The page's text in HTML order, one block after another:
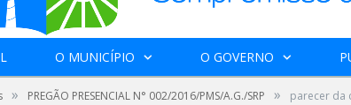
O MUNICÍPIO O GOVERNO
» PREGÃO PRESENCIAL N° 002/2016/PMS/A.G./SRP » parecer da